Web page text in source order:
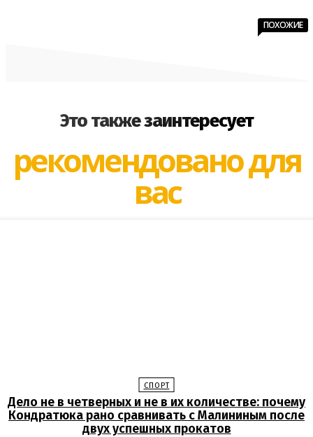
Это также заинтересует
ПОХОЖИЕ
рекомендовано для
вас
СПОРТ
Дело не в четверных и не в их количестве: почему
Кондратюка рано сравнивать с Малининым после
двух успешных прокатов